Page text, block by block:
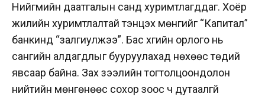
Нийгмийн даатгалын санд хуримтлагддаг. Хоёр
жилийн хуримтлалтай тэнцэх мөнгийг “Капитал”
банкинд “залгиулжээ”. Бас хүүгийн орлого нь
сангийн алдагдлыг бууруулахад нөхөөс төдий
явсаар байна. Зах зээлийн тогтолцоондолон
нийтийн мөнгөнөөс сохор зоос ч дутаалгүй